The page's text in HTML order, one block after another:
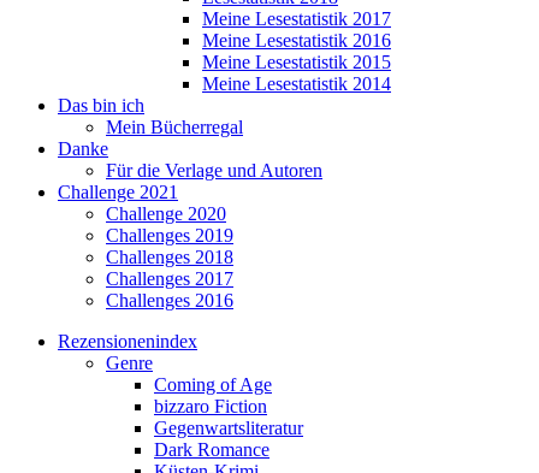
Meine Lesestatistik 2017
Meine Lesestatistik 2016
Meine Lesestatistik 2015
Meine Lesestatistik 2014
Das bin ich
Mein Bücherregal
Danke
Für die Verlage und Autoren
Challenge 2021
Challenge 2020
Challenges 2019
Challenges 2018
Challenges 2017
Challenges 2016
Rezensionenindex
Genre
Coming of Age
bizzaro Fiction
Gegenwartsliteratur
Dark Romance